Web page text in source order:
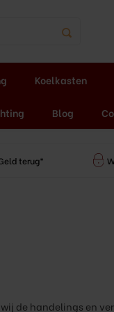
Koelkasten
Blog
terug*
de handelings en